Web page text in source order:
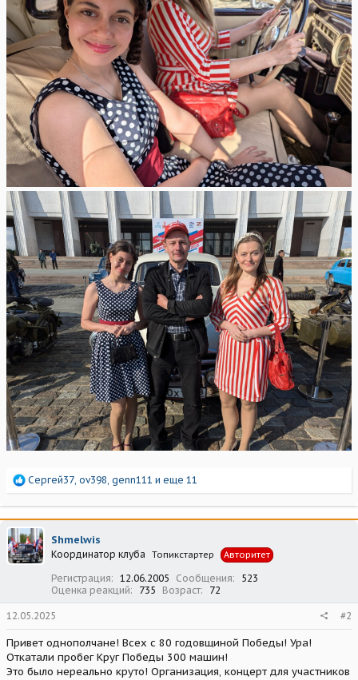
Р
а
к
ц
и
и
Сергей37, ov398, genn111 и еще 11
Shmelwis
Координатор клуба Топикстартер Авторитет
Регистрация 12.06.2005 Сообщения
523
Оценка реакций
735 Возраст 72
12.05.2025 #2
Привет однополчане! Всех с 80 годовщиной Победы! Ура!
Откатали пробег Круг Победы 300 машин!
Это было нереально круто! Организация, концерт для участников